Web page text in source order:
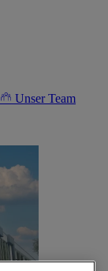
Unser Team